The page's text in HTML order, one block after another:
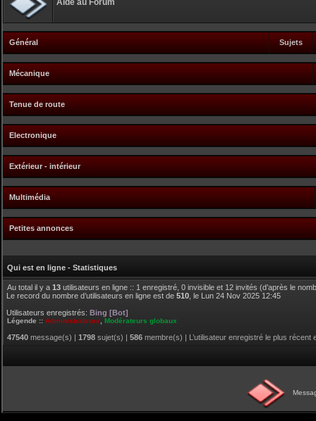
Aide au Forum
Général Sujets
Mécanique
Tenue de route
Electronique
Extérieur - intérieur
Multimédia
Petites annonces
Qui est en ligne - Statistiques
Au total il y a 13 utilisateurs en ligne :: 1 enregistré, 0 invisible et 12 invités (d’après le
Le record du nombre d’utilisateurs en ligne est de 510 , le Lun 24 Nov 2025 12:45
Utilisateurs enregistrés: Bing [Bot]
Légende :: Administrateurs Modérateurs globaux
47540 message(s) | 1798 sujet(s) | 586 membre(s) | L’utilisateur enregistré le plus récent